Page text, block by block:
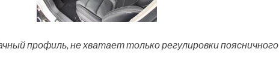
профиль, не хватает только регулировки поясничного